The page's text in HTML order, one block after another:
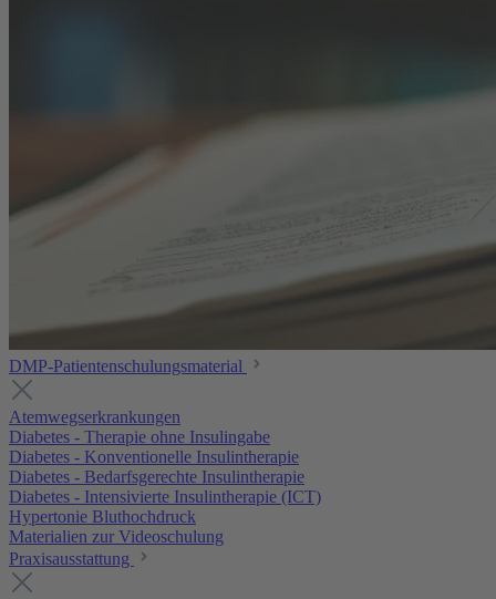
DMP-Patientenschulungsmaterial
Atemwegserkrankungen
Diabetes - Therapie ohne Insulingabe
Diabetes - Konventionelle Insulintherapie
Diabetes - Bedarfsgerechte Insulintherapie
Diabetes - Intensivierte Insulintherapie (ICT)
Hypertonie Bluthochdruck
Materialien zur Videoschulung
Praxisausstattung